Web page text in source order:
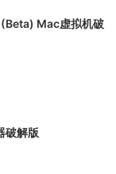
Mac虚拟机破
破解版